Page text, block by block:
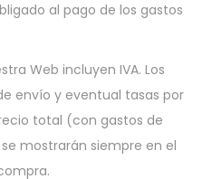
al pago de los gastos
Web incluyen IVA. Los
envío y eventual tasas por
total (con gastos de
mostrarán siempre en el